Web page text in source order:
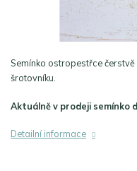
Semínko ostropestřce
šrotovníku.
Aktuálně v prodeji semínko
Detailní informace